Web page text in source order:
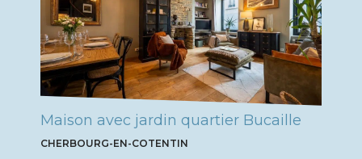
Maison avec jardin quartier Bucaille
CHERBOURG-EN-COTENTIN